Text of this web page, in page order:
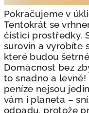
Pokračujeme v
Tentokrát se
čisticí prostředky.
surovin a vyrobíte
které budou
Domácnost bez
tosnadno a
peníze nejsou
vám i planeta –
odpadu, protože